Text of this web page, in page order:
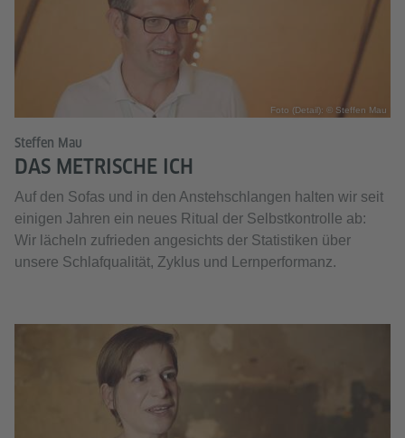
Foto (Detail): © Steffen Mau
Steffen Mau
DAS METRISCHE ICH
Auf den Sofas und in den Anstehschlangen halten wir seit
einigen Jahren ein neues Ritual der Selbstkontrolle ab:
Wir lächeln zufrieden angesichts der Statistiken über
unsere Schlafqualität, Zyklus und Lernperformanz.